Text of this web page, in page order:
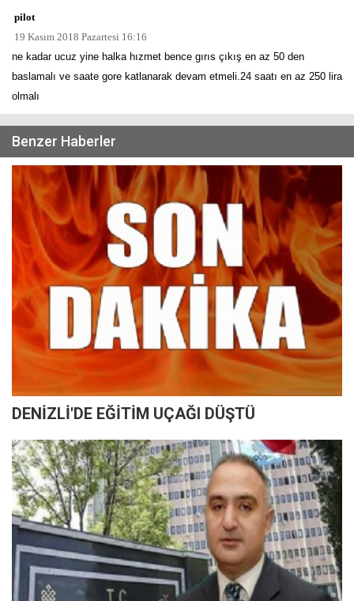
pilot
19 Kasım 2018 Pazartesi 16:16
ne kadar ucuz yine halka hızmet bence gırıs çıkış en az 50 den
baslamalı ve saate gore katlanarak devam etmeli.24 saatı en az 250 lira
olmalı
Benzer Haberler
DENİZLİ'DE EĞİTİM UÇAĞI DÜŞTÜ